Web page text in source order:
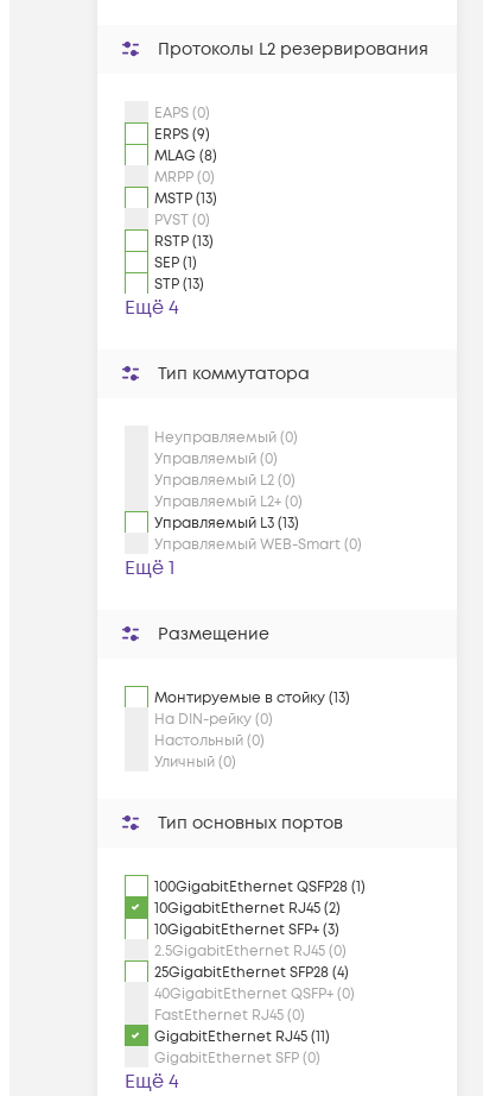
Протоколы L2 резервирования
EAPS (0)
ERPS (9)
MLAG (8)
MRPP (0)
MSTP (13)
PVST (0)
RSTP (13)
SEP (1)
STP (13)
Ещё 4
Тип коммутатора
Неуправляемый (0)
Управляемый (0)
Управляемый L2 (0)
Управляемый L2+ (0)
Управляемый L3 (13)
Управляемый WEB-Smart (0)
Ещё 1
Размещение
Монтируемые в стойку (13)
На DIN-рейку (0)
Настольный (0)
Уличный (0)
Тип основных портов
100GigabitEthernet QSFP28 (1)
10GigabitEthernet RJ45 (2)
10GigabitEthernet SFP+ (3)
2.5GigabitEthernet RJ45 (0)
25GigabitEthernet SFP28 (4)
40GigabitEthernet QSFP+ (0)
FastEthernet RJ45 (0)
GigabitEthernet RJ45 (11)
GigabitEthernet SFP (0)
Ещё 4